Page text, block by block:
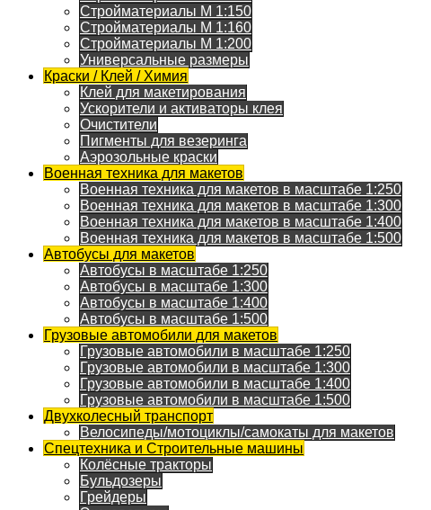
Стройматериалы M 1:150
Стройматериалы M 1:160
Стройматериалы M 1:200
Универсальные размеры
Краски / Клей / Химия
Клей для макетирования
Ускорители и активаторы клея
Очистители
Пигменты для везеринга
Аэрозольные краски
Военная техника для макетов
Военная техника для макетов в масштабе 1:250
Военная техника для макетов в масштабе 1:300
Военная техника для макетов в масштабе 1:400
Военная техника для макетов в масштабе 1:500
Автобусы для макетов
Автобусы в масштабе 1:250
Автобусы в масштабе 1:300
Автобусы в масштабе 1:400
Автобусы в масштабе 1:500
Грузовые автомобили для макетов
Грузовые автомобили в масштабе 1:250
Грузовые автомобили в масштабе 1:300
Грузовые автомобили в масштабе 1:400
Грузовые автомобили в масштабе 1:500
Двухколесный транспорт
Велосипеды/мотоциклы/самокаты для макетов
Спецтехника и Строительные машины
Колёсные тракторы
Бульдозеры
Грейдеры